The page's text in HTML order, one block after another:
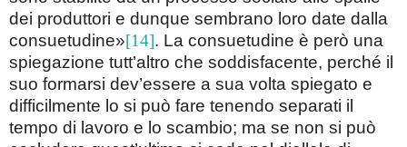
dei produttori e dunque sembrano loro date dalla
consuetudine»[14]. La consuetudine è però una
spiegazione tutt’altro che soddisfacente, perché il
suo formarsi dev’essere a sua volta spiegato e
difficilmente lo si può fare tenendo separati il
tempo di lavoro e lo scambio; ma se non si può